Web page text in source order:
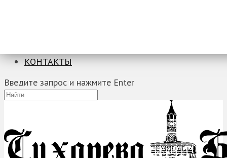
КОНТАКТЫ
Введите запрос и нажмите Enter